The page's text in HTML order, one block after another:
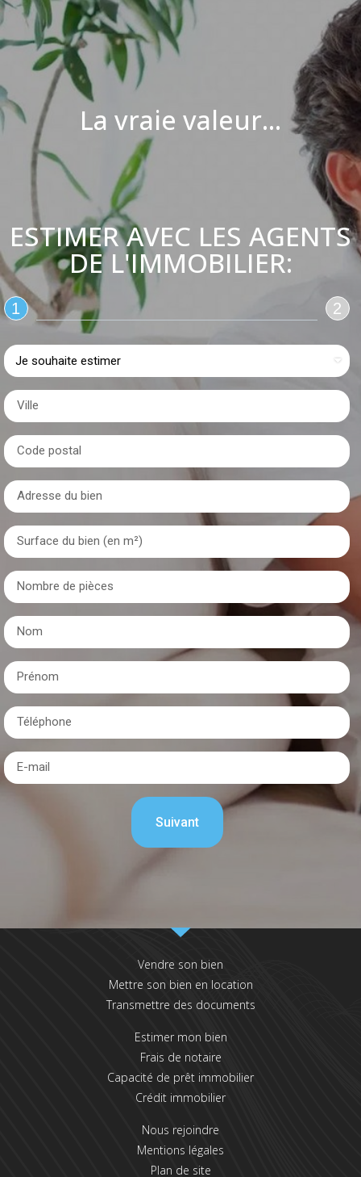
La vraie valeur...
ESTIMER AVEC LES AGENTS
DE L'IMMOBILIER:
1 2
Vendre son bien
Mettre son bien en location
Transmettre des documents
Estimer mon bien
Frais de notaire
Capacité de prêt immobilier
Crédit immobilier
Nous rejoindre
Mentions légales
Plan de site